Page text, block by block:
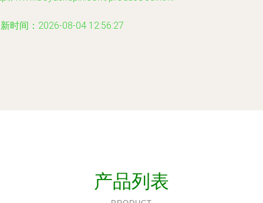
时间：2026-08-04 12:56:27
产品列表